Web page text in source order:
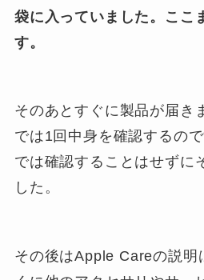
袋に入っていました。ここ
す。
そのあとすぐに製品が届き
では1回中身を確認するの
では確認することはせずに
した。
その後はApple Careの説明